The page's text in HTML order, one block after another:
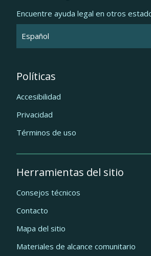
Encuentre ayuda legal en otros
Políticas
Accesibilidad
Privacidad
Términos de uso
Herramientas del sitio
Consejos técnicos
Contacto
Mapa del sitio
Materiales de alcance comunitario